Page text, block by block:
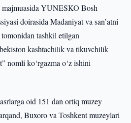
YUNESKO Bosh
doirasida Madaniyat va san’atni
tashkil etilgan
kashtachilik va tikuvchilik
nomli ko‘rgazma o‘z ishini
oid 151 dan ortiq muzey
Buxoro va Toshkent muzeylari